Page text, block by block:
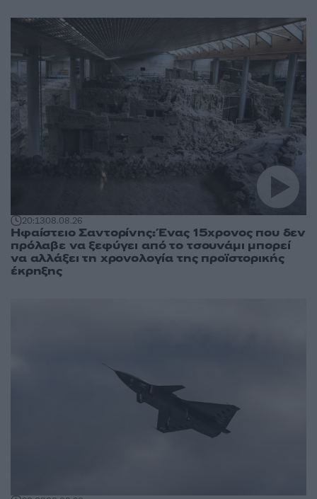
20:1308.08.26
Ηφαίστειο Σαντορίνης: Ένας 15χρονος που δεν
πρόλαβε να ξεφύγει από το τσουνάμι μπορεί
να αλλάξει τη χρονολογία της προϊστορικής
έκρηξης